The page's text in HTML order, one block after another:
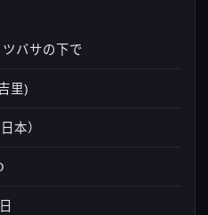
バサの下で
里)
本）